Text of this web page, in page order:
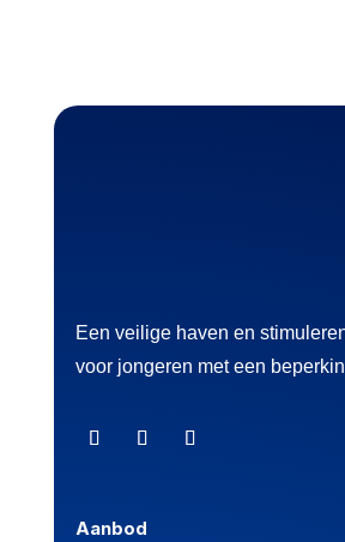
Een veilige haven en
voor jongeren met een
Aanbod